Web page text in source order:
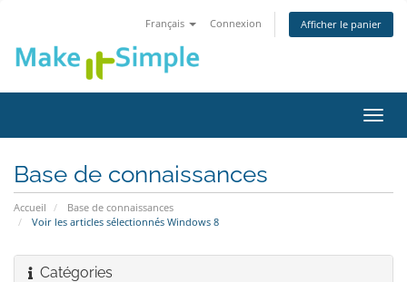
Français Connexion Afficher le panier
la
Base de connaissances
Accueil
Base de connaissances
Voir les articles sélectionnés Windows 8
Catégories